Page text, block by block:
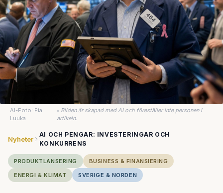
AI-Foto: Pia
Luuka
• Bilden är skapad med AI och föreställer inte personen i
artikeln.
Nyheter
AI OCH PENGAR: INVESTERINGAR OCH
KONKURRENS
PRODUKTLANSERING
BUSINESS & FINANSIERING
ENERGI & KLIMAT
SVERIGE & NORDEN